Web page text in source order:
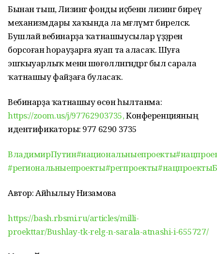
Бынан тыш, Лизинг фонды иҫәбенән лизинг биреү
механизмдары хаҡында ла мәғлүмәт биреләсәк.
Бушлай вебинарҙа ҡатнашыусылар үҙҙәрен
борсоған һорауҙарға яуап та аласаҡ. Шуға
эшҡыуарлыҡ менән шөғөлләнгәндәргә был сарала
ҡатнашыу файҙаға буласаҡ.
Вебинарҙа ҡатнашыу өсөн һылтанма:
https://zoom.us/j/97762903735,Конференцияның
идентификаторы: 977 6290 3735
ВладимирПутин#национальныепроекты
#региональныепроекты#регпроекты
Автор: Айһылыу Низамова
https://bash.rbsmi.ru/articles/milli-
proekttar/Bushlay-tk-relg-n-sarala-atnashi-i-655727/